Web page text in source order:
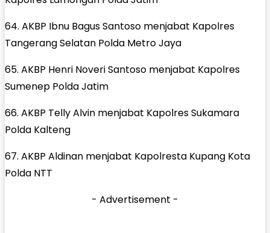
64. AKBP Ibnu Bagus Santoso menjabat Kapolres
Tangerang Selatan Polda Metro Jaya
65. AKBP Henri Noveri Santoso menjabat Kapolres
Sumenep Polda Jatim
66. AKBP Telly Alvin menjabat Kapolres Sukamara
Polda Kalteng
67. AKBP Aldinan menjabat Kapolresta Kupang Kota
Polda NTT
- Advertisement -